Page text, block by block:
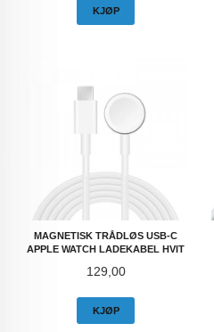
KJØP
MAGNETISK TRÅDLØS USB-C
APPLE WATCH LADEKABEL HVIT
Pris
129,00
KJØP